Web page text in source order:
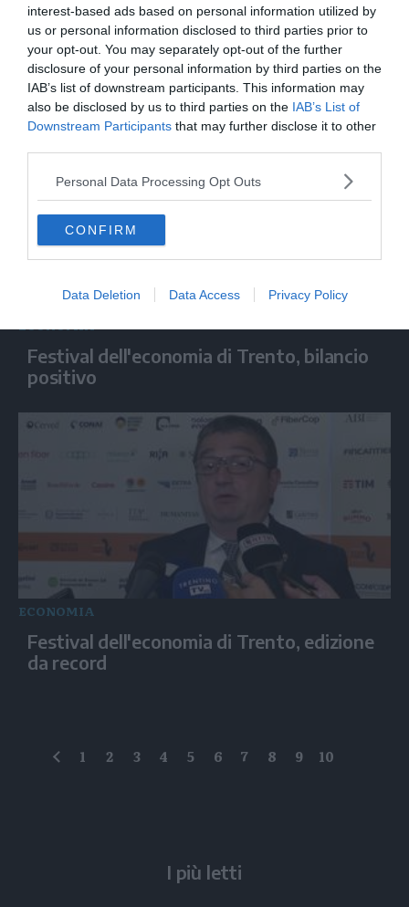
interest-based ads based on personal information utilized by
us or personal information disclosed to third parties prior to
your opt-out. You may separately opt-out of the further
disclosure of your personal information by third parties on the
IAB’s list of downstream participants. This information may
also be disclosed by us to third parties on the IAB’s List of
Downstream Participants that may further disclose it to other
Personal Data Processing Opt Outs
CONFIRM
Data Deletion Data Access Privacy Policy
ECONOMIA
Conserve Italia compie 50 anni nella smart
factory di Pomposa
ECONOMIA
Festival dell'economia di Trento, bilancio
positivo
ECONOMIA
Festival dell'economia di Trento, edizione
da record
precedente
1 2 3 4 5 6 7 8 9 10
I più letti